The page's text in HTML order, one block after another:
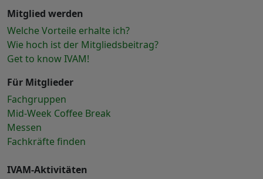
Mitglied werden
Welche Vorteile erhalte ich?
Wie hoch ist der Mitgliedsbeitrag?
Get to know IVAM!
Für Mitglieder
Fachgruppen
Mid-Week Coffee Break
Messen
Fachkräfte finden
IVAM-Aktivitäten